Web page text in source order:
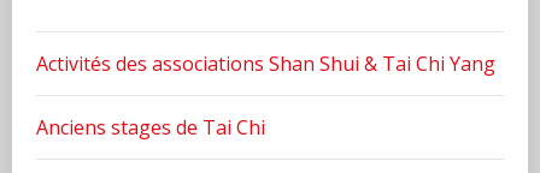
Activités des associations Shan Shui & Tai Chi Yang
Anciens stages de Tai Chi